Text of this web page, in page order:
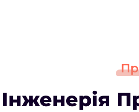
Інженерія